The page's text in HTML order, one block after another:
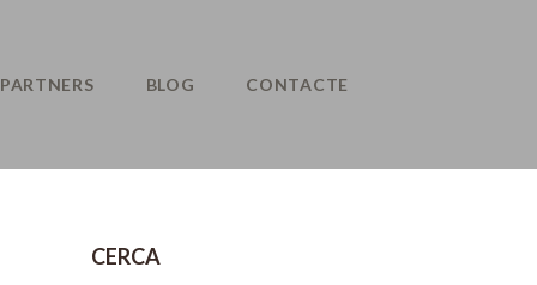
PARTNERS BLOG CONTACTE
CERCA